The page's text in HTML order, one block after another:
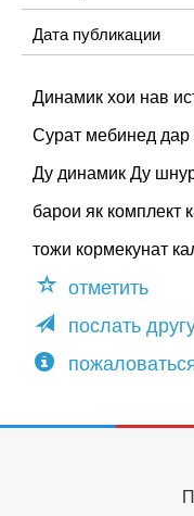
Дата публикации
Динамик хои нав
Сурат мебинед дар
Ду динамик Ду
барои як комплект
тожи кормекунат
отметить
послать